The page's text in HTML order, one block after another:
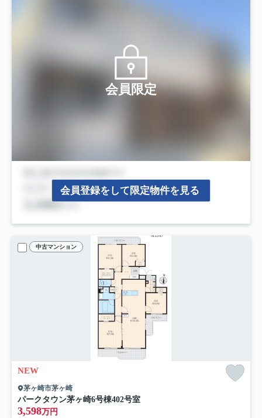
会員限定
会員登録をして限定物件を見る
中古マンション
NEW
茅ヶ崎市茅ヶ崎
パークタウン茅ヶ崎6号棟402号室
3,598万円